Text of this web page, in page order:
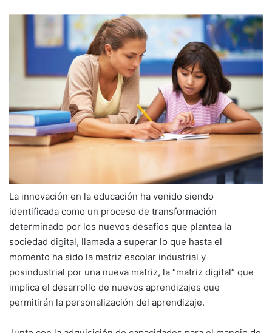
La innovación en la educación ha venido siendo
identificada como un proceso de transformación
determinado por los nuevos desafíos que plantea la
sociedad digital, llamada a superar lo que hasta el
momento ha sido la matriz escolar industrial y
posindustrial por una nueva matriz, la “matriz digital” que
implica el desarrollo de nuevos aprendizajes que
permitirán la personalización del aprendizaje.